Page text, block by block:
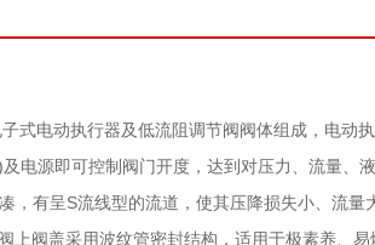
式电动执行器及低流阻调节阀阀体组成，电动
电源即可控制阀门开度，达到对压力、流量、
，有呈S流线型的流道，使其压降损失小、流量
阀盖采用波纹管密封结构，适用于极素养、